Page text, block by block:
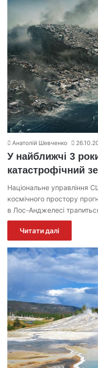
Анатолій Шевченко
У найближчі 3
катастрофічний
Національне управління
космічного простору
в Лос-Анджелесі
Читати далі